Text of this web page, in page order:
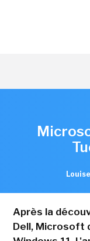
Après la
Dell, Microsoft